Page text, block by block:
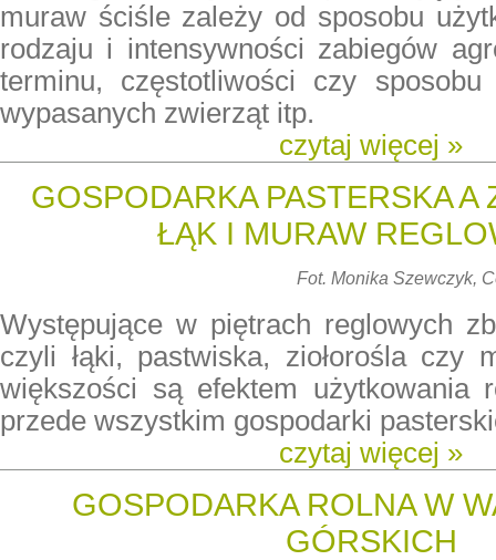
muraw ściśle zależy od sposobu
rodzaju i intensywności zabiegów
terminu, częstotliwości czy sposobu
wypasanych zwierząt itp.
czytaj więcej »
GOSPODARKA PASTERSKA A
ŁĄK I MURAW
Fot. Monika Szewczyk,
Występujące w piętrach reglowych
czyli łąki, pastwiska, ziołorośla czy
większości są efektem użytkowania
przede wszystkim gospodarki
czytaj więcej »
GOSPODARKA ROLNA W
GÓRSKICH